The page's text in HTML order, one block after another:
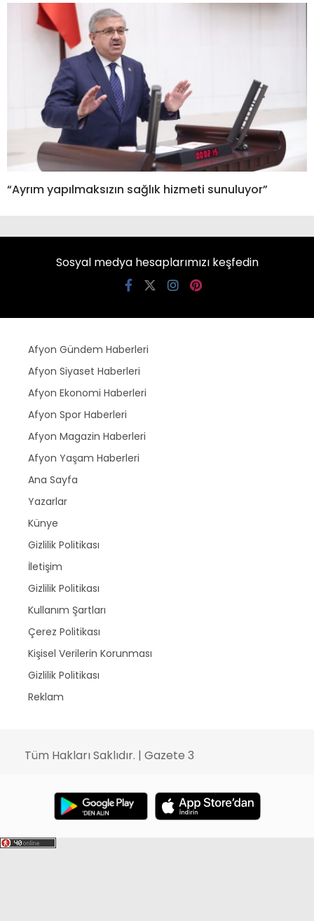
“Ayrım yapılmaksızın sağlık hizmeti sunuluyor”
Sosyal medya hesaplarımızı keşfedin
Afyon Gündem Haberleri
Afyon Siyaset Haberleri
Afyon Ekonomi Haberleri
Afyon Spor Haberleri
Afyon Magazin Haberleri
Afyon Yaşam Haberleri
Ana Sayfa
Yazarlar
Künye
Gizlilik Politikası
İletişim
Gizlilik Politikası
Kullanım Şartları
Çerez Politikası
Kişisel Verilerin Korunması
Gizlilik Politikası
Reklam
Tüm Hakları Saklıdır. | Gazete 3